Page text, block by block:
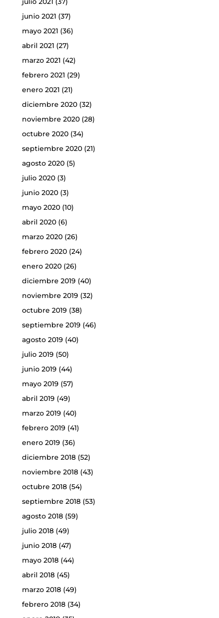
junio 2021 (37)
mayo 2021 (36)
abril 2021 (27)
marzo 2021 (42)
febrero 2021 (29)
enero 2021 (21)
diciembre 2020(32)
noviembre 2020(28)
octubre 2020(34)
septiembre 2020(21)
agosto 2020(5)
julio 2020(3)
junio 2020(3)
mayo 2020(10)
abril 2020(6)
marzo 2020(26)
febrero 2020(24)
enero 2020(26)
diciembre 2019 (40)
noviembre 2019 (32)
octubre 2019 (38)
septiembre 2019 (46)
agosto 2019 (40)
julio 2019 (50)
junio 2019 (44)
mayo 2019 (57)
abril 2019 (49)
marzo 2019 (40)
febrero 2019 (41)
enero 2019 (36)
diciembre 2018(52)
noviembre 2018(43)
octubre 2018(54)
septiembre 2018(53)
agosto 2018(59)
julio 2018(49)
junio 2018(47)
mayo 2018(44)
abril 2018(45)
marzo 2018(49)
febrero 2018(34)